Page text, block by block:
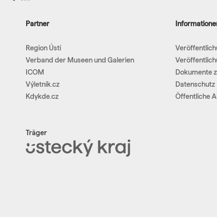
Partner
Region Ústí
Verband der Museen und Galerien
ICOM
Výletník.cz
Kdykde.cz
Träger
Dokumente
Datenschutz
Öffentliche